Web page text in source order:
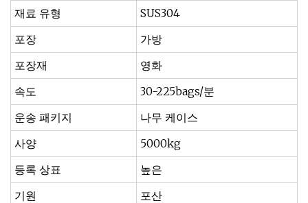
재료 유형
SUS304
포장
가방
포장재
영화
속도
30-225bags/분
운송 패키지
나무 케이스
사양
5000kg
등록 상표
높은
기원
포산